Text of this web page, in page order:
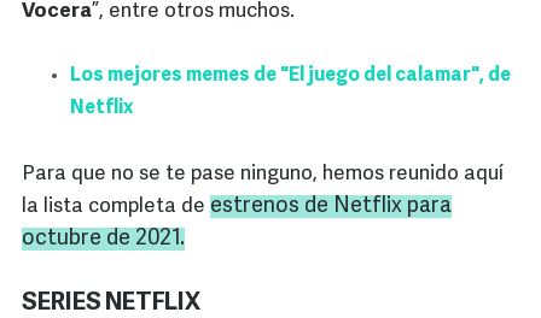
Vocera”, entre otros muchos.
Los mejores memes de "El juego del calamar", de
Netflix
Para que no se te pase ninguno, hemos reunido aquí
la lista completa de estrenos de Netflix para
octubre de 2021.
SERIES NETFLIX